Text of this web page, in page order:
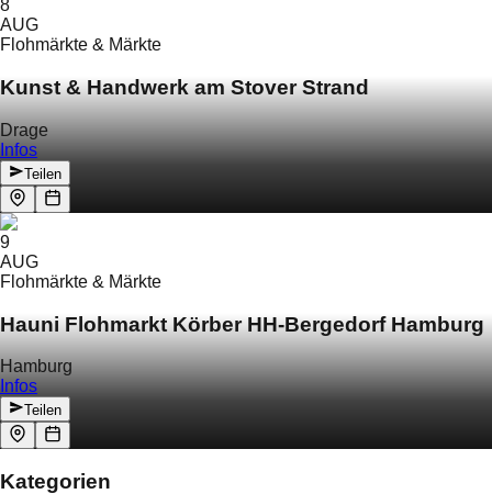
8
AUG
Flohmärkte & Märkte
Kunst & Handwerk am Stover Strand
Drage
Infos
Teilen
9
AUG
Flohmärkte & Märkte
Hauni Flohmarkt Körber HH-Bergedorf Hamburg
Hamburg
Infos
Teilen
Kategorien